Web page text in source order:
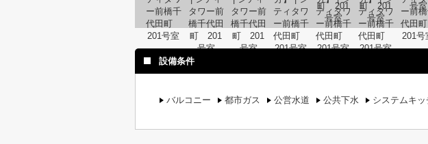
設備条件
バルコニー 都市ガス 公営水道 公共下水 システムキッ